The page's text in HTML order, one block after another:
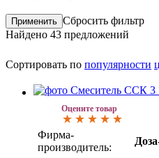
Сбросить фильтр
Найдено 43 предложений
Сортировать по популярности
Оцените товар
Фирма-
производитель: